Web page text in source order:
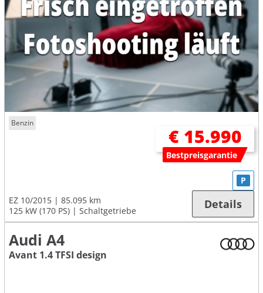
Benzin
€ 15.990
Bestpreisgarantie
EZ 10/2015
85.095 km
125 kW (170 PS)
Schaltgetriebe
P
Details
Audi A4
Avant 1.4 TFSI design